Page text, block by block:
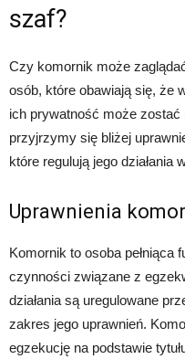
szaf?
Czy komornik może
osób, które obawiają się, że
ich prywatność może
przyjrzymy się bliżej
które regulują jego
Uprawnienia
Komornik to osoba pełniąca
czynności związane z
działania są uregulowane
zakres jego uprawnień.
egzekucję na podstawie